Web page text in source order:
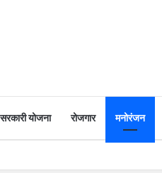
सरकारी योजना रोजगार मनोरंजन